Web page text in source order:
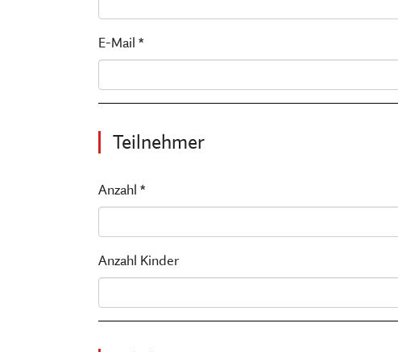
E-Mail *
Teilnehmer
Anzahl *
Anzahl Kinder